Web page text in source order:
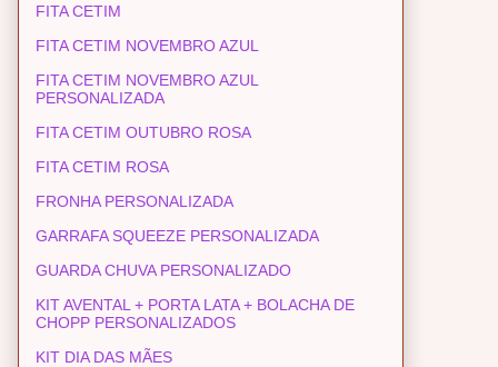
FITA CETIM
FITA CETIM NOVEMBRO AZUL
FITA CETIM NOVEMBRO AZUL
PERSONALIZADA
FITA CETIM OUTUBRO ROSA
FITA CETIM ROSA
FRONHA PERSONALIZADA
GARRAFA SQUEEZE PERSONALIZADA
GUARDA CHUVA PERSONALIZADO
KIT AVENTAL + PORTA LATA + BOLACHA DE
CHOPP PERSONALIZADOS
KIT DIA DAS MÃES